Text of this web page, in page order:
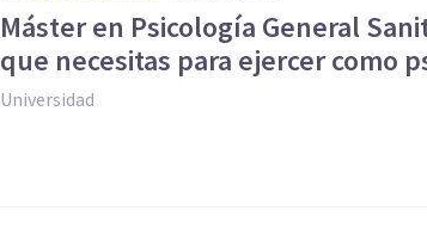
Máster en Psicología General
que necesitas para ejercer como
Universidad